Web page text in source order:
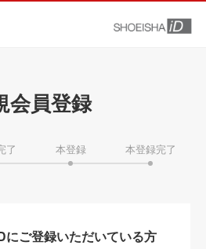
会員登録
了 本登録 本登録完了
ご登録いただいている方